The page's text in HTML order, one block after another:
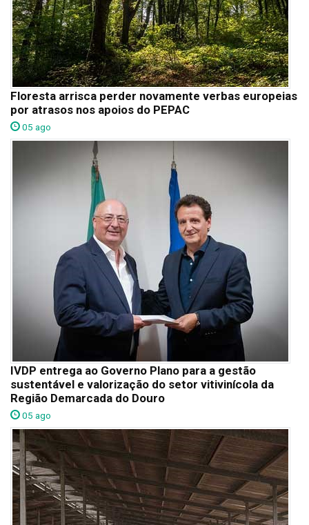
Floresta arrisca perder novamente verbas europeias
por atrasos nos apoios do PEPAC
05 ago
IVDP entrega ao Governo Plano para a gestão
sustentável e valorização do setor vitivinícola da
Região Demarcada do Douro
05 ago